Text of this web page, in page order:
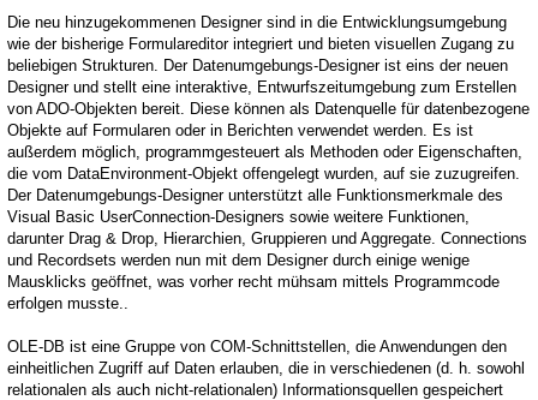
Die neu hinzugekommenen Designer sind in die Entwicklungsumgebung
wie der bisherige Formulareditor integriert und bieten visuellen Zugang zu
beliebigen Strukturen. Der Datenumgebungs-Designer ist eins der neuen
Designer und stellt eine interaktive, Entwurfszeitumgebung zum Erstellen
von ADO-Objekten bereit. Diese können als Datenquelle für datenbezogene
Objekte auf Formularen oder in Berichten verwendet werden. Es ist
außerdem möglich, programmgesteuert als Methoden oder Eigenschaften,
die vom DataEnvironment-Objekt offengelegt wurden, auf sie zuzugreifen.
Der Datenumgebungs-Designer unterstützt alle Funktionsmerkmale des
Visual Basic UserConnection-Designers sowie weitere Funktionen,
darunter Drag & Drop, Hierarchien, Gruppieren und Aggregate. Connections
und Recordsets werden nun mit dem Designer durch einige wenige
Mausklicks geöffnet, was vorher recht mühsam mittels Programmcode
erfolgen musste..
OLE-DB ist eine Gruppe von COM-Schnittstellen, die Anwendungen den
einheitlichen Zugriff auf Daten erlauben, die in verschiedenen (d. h. sowohl
relationalen als auch nicht-relationalen) Informationsquellen gespeichert